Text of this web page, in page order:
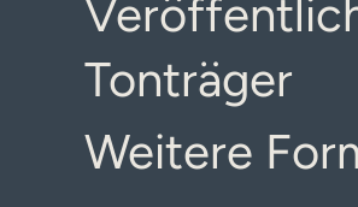
Tonträger
Weitere